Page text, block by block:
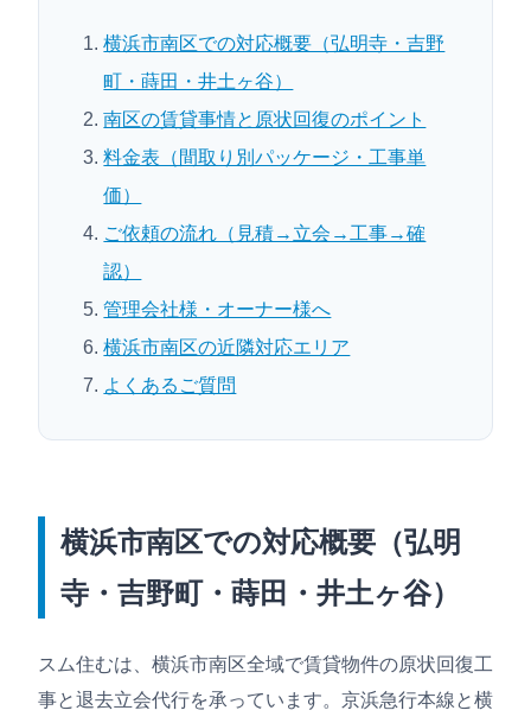
横浜市南区での対応概要（弘明寺・吉野
町・蒔田・井土ヶ谷）
南区の賃貸事情と原状回復のポイント
料金表（間取り別パッケージ・工事単
価）
ご依頼の流れ（見積→立会→工事→確
認）
管理会社様・オーナー様へ
横浜市南区の近隣対応エリア
よくあるご質問
横浜市南区での対応概要（弘明
寺・吉野町・蒔田・井土ヶ谷）
スム住むは、横浜市南区全域で賃貸物件の原状回復工
事と退去立会代行を承っています。京浜急行本線と横